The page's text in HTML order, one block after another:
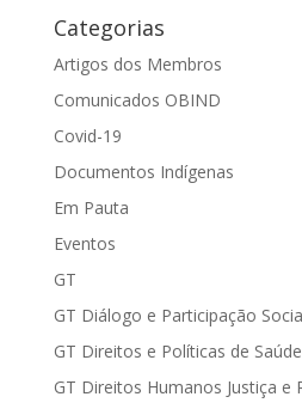
Categorias
Artigos dos Membros
Comunicados OBIND
Covid-19
Documentos Indígenas
Em Pauta
Eventos
GT
GT Diálogo e Participação
GT Direitos e Políticas de Saúde
GT Direitos Humanos Justiça e